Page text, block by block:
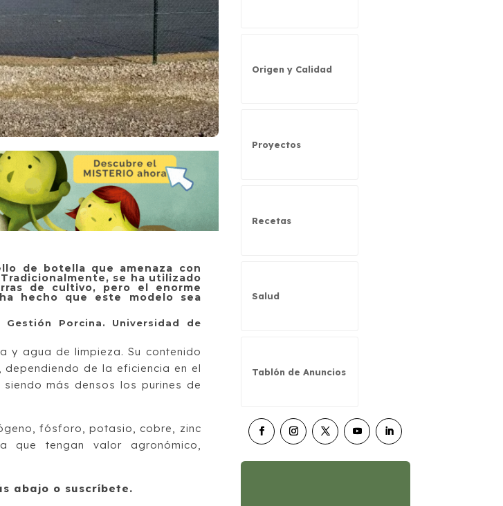
de botella que amenaza con
se ha utilizado
de cultivo, pero el enorme
ha hecho que este modelo sea
Porcina. Universidad de
y agua de limpieza. Su contenido
dependiendo de la eficiencia en el
más densos los purines de
fósforo, potasio, cobre, zinc
tengan valor agronómico,
abajo o suscríbete.
Origen y Calidad
Proyectos
Recetas
Salud
Tablón de Anuncios